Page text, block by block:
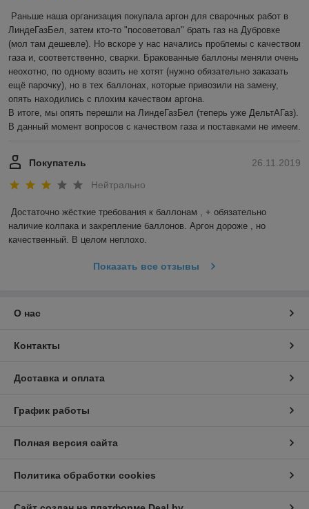
Раньше наша организация покупала аргон для сварочных работ в
ЛиндеГазБел, затем кто-то "посоветовал" брать газ на Дубровке
(мол там дешевле). Но вскоре у нас начались проблемы с качеством
газа и, соответственно, сварки. Бракованные баллоны меняли очень
неохотно, по одному возить не хотят (нужно обязательно заказать
ещё парочку), но в тех баллонах, которые привозили на замену,
опять находились с плохим качеством аргона.
В итоге, мы опять перешли на ЛиндеГазБел (теперь уже ДельтАГаз).
26.11.2019
Покупатель
Нейтрально
Достаточно жёсткие требования к баллонам , + обязательно
наличие колпака и закрепление баллонов. Аргон дороже , но
качественный. В целом неплохо.
Показать все отзывы
О нас
Контакты
Доставка и оплата
График работы
Полная версия сайта
Политика обработки cookies